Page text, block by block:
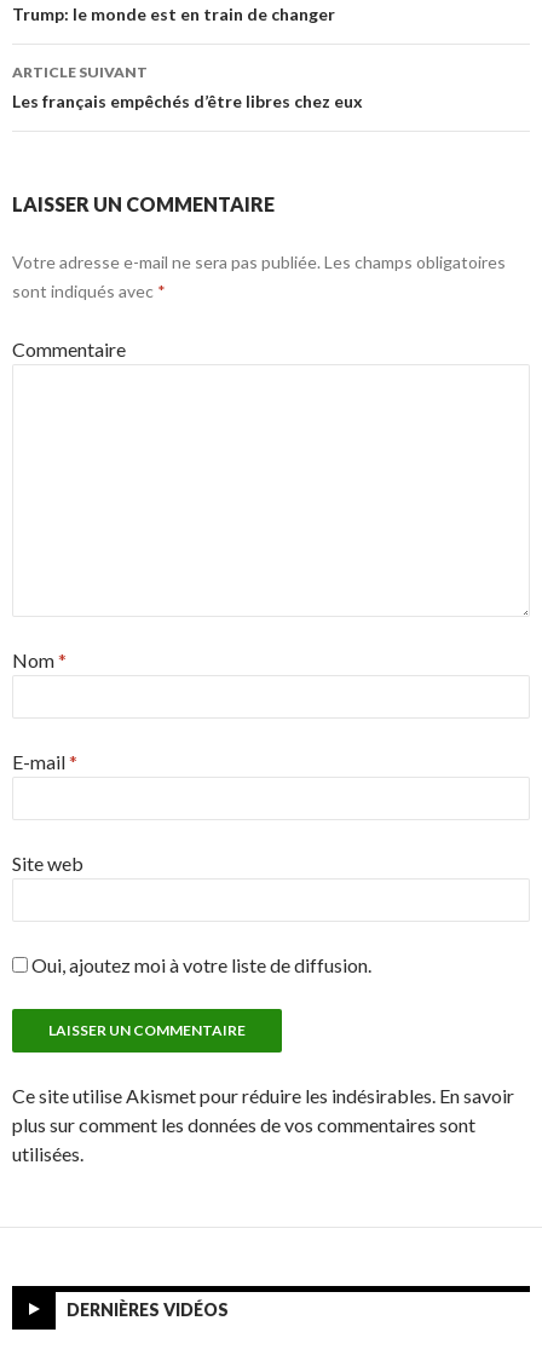
Navigation des articles
Trump: le monde est en train de changer
ARTICLE SUIVANT
Les français empêchés d’être libres chez eux
LAISSER UN COMMENTAIRE
Votre adresse e-mail ne sera pas publiée. Les champs obligatoires
sont indiqués avec *
Commentaire
Nom*
E-mail*
Site web
Oui, ajoutez moi à votre liste de diffusion.
Ce site utilise Akismet pour réduire les indésirables. En savoir
plus sur comment les données de vos commentaires sont
utilisées.
DERNIÈRES VIDÉOS